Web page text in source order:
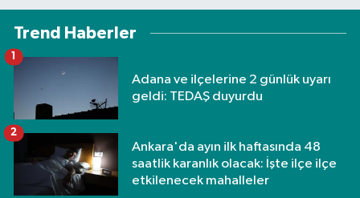
Trend Haberler
Adana ve ilçelerine 2 günlük uyarı
geldi: TEDAŞ duyurdu
1
Ankara'da ayın ilk haftasında 48
saatlik karanlık olacak: İşte ilçe ilçe
etkilenecek mahalleler
2